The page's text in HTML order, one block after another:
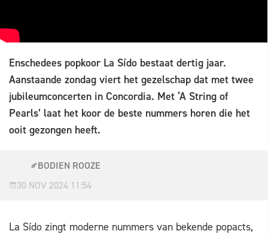
Enschedees popkoor La Sído bestaat dertig jaar.
Aanstaande zondag viert het gezelschap dat met twee
jubileumconcerten in Concordia. Met ‘A String of
Pearls’ laat het koor de beste nummers horen die het
ooit gezongen heeft.
BODIEN ROOZE
30 NOV 2024 11:54
La Sído zingt moderne nummers van bekende popacts,